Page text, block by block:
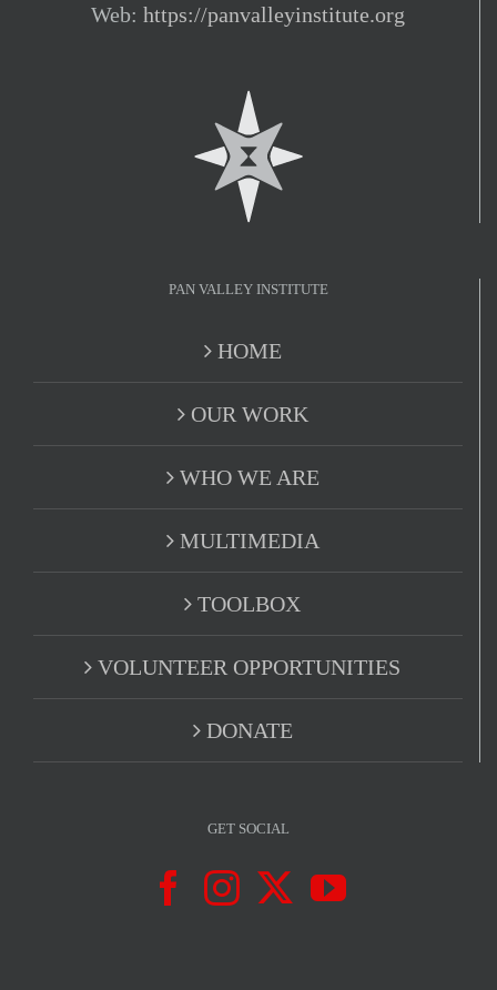
Web: https://panvalleyinstitute.org
PAN VALLEY INSTITUTE
HOME
OUR WORK
WHO WE ARE
MULTIMEDIA
TOOLBOX
VOLUNTEER OPPORTUNITIES
DONATE
GET SOCIAL